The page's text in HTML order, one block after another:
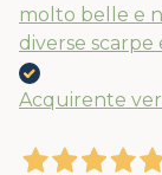
molto belle e
diverse scarpe
Acquirente